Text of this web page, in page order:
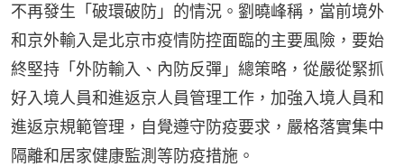
不再發生「破環破防」的情況。劉曉峰稱，當前境外
和京外輸入是北京市疫情防控面臨的主要風險，要始
終堅持「外防輸入、內防反彈」總策略，從嚴從緊抓
好入境人員和進返京人員管理工作，加強入境人員和
進返京規範管理，自覺遵守防疫要求，嚴格落實集中
隔離和居家健康監測等防疫措施。